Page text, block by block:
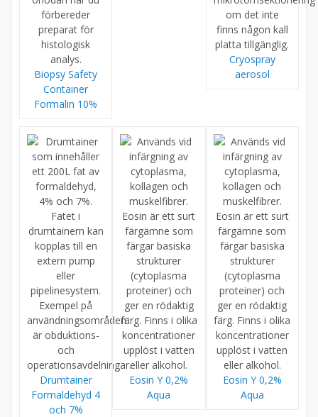
Biopsy Safety
Container
Formalin 10%
Cryospray
aerosol
Drumtainer
Formaldehyd 4
och 7%
Eosin Y 0,2%
Aqua
Eosin Y 0,2%
Aqua